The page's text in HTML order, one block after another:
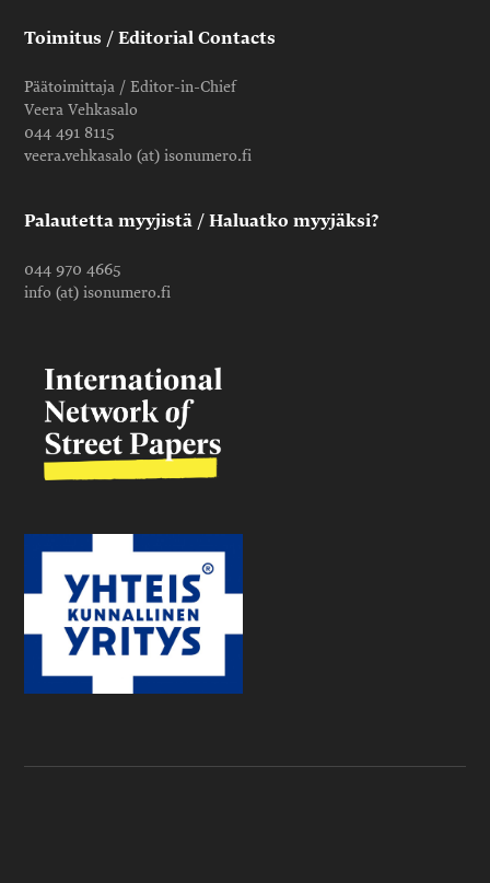
Toimitus / Editorial Contacts
Päätoimittaja / Editor-in-Chief
Veera Vehkasalo
044 491 8115
veera.vehkasalo (at) isonumero.fi
Palautetta myyjistä / Haluatko myyjäksi?
044 970 4665
info (at) isonumero.fi